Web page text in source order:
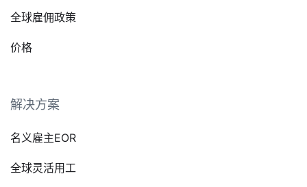
全球雇佣政策
价格
解决方案
名义雇主EOR
全球灵活用工